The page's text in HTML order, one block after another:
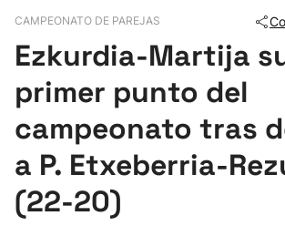
Pelota
Remo
Baloncesto
CAMPEONATO DE PAREJAS
Ezkurdia-Martija
primer punto del
campeonato tras
a P. Etxeberria-
(22-20)